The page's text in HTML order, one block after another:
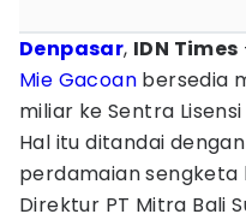
Denpasar, IDN Times
Mie Gacoan bersedia
miliar ke Sentra Lisensi
Hal itu ditandai
perdamaian sengketa
Direktur PT Mitra Bali